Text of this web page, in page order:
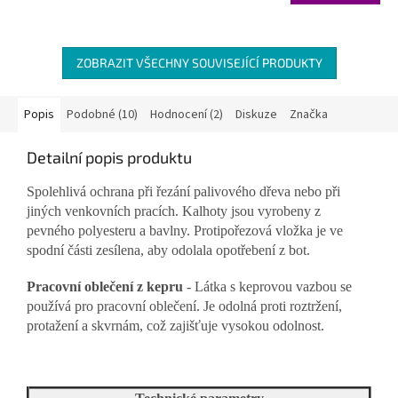
ZOBRAZIT VŠECHNY SOUVISEJÍCÍ PRODUKTY
Popis Podobné (10) Hodnocení (2) Diskuze Značka
Detailní popis produktu
Spolehlivá ochrana při řezání palivového dřeva nebo při
jiných venkovních pracích. Kalhoty jsou vyrobeny z
pevného polyesteru a bavlny. Protipořezová vložka je ve
spodní části zesílena, aby odolala opotřebení z bot.
Pracovní oblečení z kepru - Látka s keprovou vazbou se
používá pro pracovní oblečení. Je odolná proti roztržení,
protažení a skvrnám, což zajišťuje vysokou odolnost.